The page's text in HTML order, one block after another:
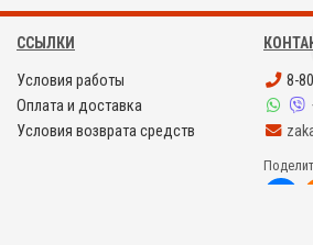
ССЫЛКИ
Условия работы
Оплата и доставка
Условия возврата средств
8-